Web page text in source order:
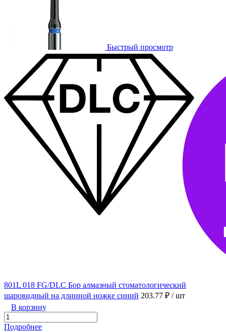
Быстрый просмотр
801L 018 FG/DLC Бор алмазный стоматологический
шаровидный на длинной ножке синий 203.77 ₽ / шт
В корзину
Подробнее